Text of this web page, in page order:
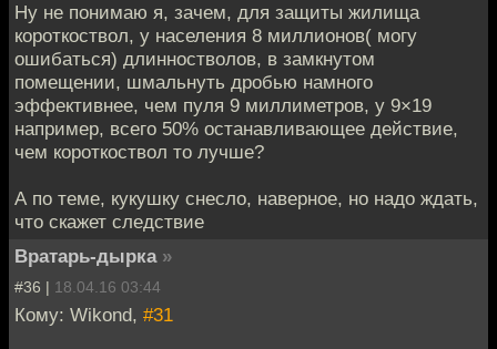
Ну не понимаю я, зачем, для защиты жилища
короткоствол, у населения 8 миллионов( могу
ошибаться) длинностволов, в замкнутом
помещении, шмальнуть дробью намного
эффективнее, чем пуля 9 миллиметров, у 9×19
например, всего 50% останавливающее действие,
чем короткоствол то лучше?
А по теме, кукушку снесло, наверное, но надо ждать,
что скажет следствие
Вратарь-дырка »
#36 | 18.04.16 03:44
Кому: Wikond, #31